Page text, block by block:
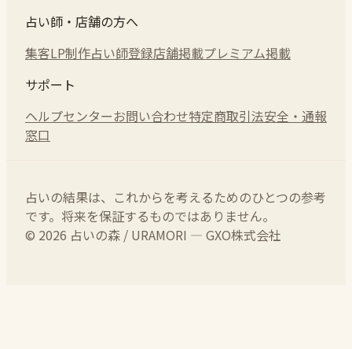
占い師・店舗の方へ
集客LP制作占い師登録店舗掲載プレミアム掲載
サポート
ヘルプセンターお問い合わせ特定商取引法安全・通報
窓口
占いの結果は、これからを考えるためのひとつの参考
です。将来を保証するものではありません。
© 2026 占いの森 / URAMORI — GXO株式会社